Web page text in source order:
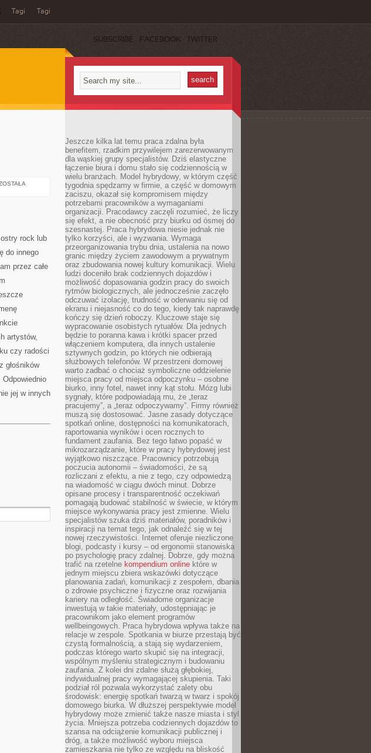
Tagi Tagi
SUBSCRIBE FACEBOOK TWITTER
ZAINTERESOWANIA
ODPOWIEDNIM
rock lub
do innego
przez całe
artystów,
czy radości
głośników
jej w innych
Jeszcze kilka lat temu praca zdalna była
benefitem, rzadkim przywilejem zarezerwowanym
dla wąskiej grupy specjalistów. Dziś elastyczne
łączenie biura i domu stało się codziennością w
wielu branżach. Model hybrydowy, w którym część
tygodnia spędzamy w firmie, a część w domowym
zaciszu, okazał się kompromisem między
potrzebami pracowników a wymaganiami
organizacji. Pracodawcy zaczęli rozumieć, że liczy
się efekt, a nie obecność przy biurku od ósmej do
szesnastej. Praca hybrydowa niesie jednak nie
tylko korzyści, ale i wyzwania. Wymaga
przeorganizowania trybu dnia, ustalenia na nowo
granic między życiem zawodowym a prywatnym
oraz zbudowania nowej kultury komunikacji. Wielu
ludzi doceniło brak codziennych dojazdów i
możliwość dopasowania godzin pracy do swoich
rytmów biologicznych, ale jednocześnie zaczęło
odczuwać izolację, trudność w oderwaniu się od
ekranu i niejasność co do tego, kiedy tak naprawdę
kończy się dzień roboczy. Kluczowe staje się
wypracowanie osobistych rytuałów. Dla jednych
będzie to poranna kawa i krótki spacer przed
włączeniem komputera, dla innych ustalenie
sztywnych godzin, po których nie odbierają
służbowych telefonów. W przestrzeni domowej
warto zadbać o chociaż symboliczne oddzielenie
miejsca pracy od miejsca odpoczynku – osobne
biurko, inny fotel, nawet inny kąt stołu. Mózg lubi
sygnały, które podpowiadają mu, że „teraz
pracujemy”, a „teraz odpoczywamy”. Firmy również
muszą się dostosować. Jasne zasady dotyczące
spotkań online, dostępności na komunikatorach,
raportowania wyników i ocen rocznych to
fundament zaufania. Bez tego łatwo popaść w
mikrozarządzanie, które w pracy hybrydowej jest
wyjątkowo niszczące. Pracownicy potrzebują
poczucia autonomii – świadomości, że są
rozliczani z efektu, a nie z tego, czy odpowiedzą
na wiadomość w ciągu dwóch minut. Dobrze
opisane procesy i transparentność oczekiwań
pomagają budować stabilność w świecie, w którym
miejsce wykonywania pracy jest zmienne. Wielu
specjalistów szuka dziś materiałów, poradników i
inspiracji na temat tego, jak odnaleźć się w tej
nowej rzeczywistości. Internet oferuje niezliczone
blogi, podcasty i kursy – od ergonomii stanowiska
po psychologię pracy zdalnej. Dobrze, gdy można
trafić na rzetelne kompendium online które w
jednym miejscu zbiera wskazówki dotyczące
planowania zadań, komunikacji z zespołem, dbania
o zdrowie psychiczne i fizyczne oraz rozwijania
kariery na odległość. Świadome organizacje
inwestują w takie materiały, udostępniając je
pracownikom jako element programów
wellbeingowych. Praca hybrydowa wpływa także na
relacje w zespole. Spotkania w biurze przestają być
czystą formalnością, a stają się wydarzeniem,
podczas którego warto skupić się na integracji,
wspólnym myśleniu strategicznym i budowaniu
zaufania. Z kolei dni zdalne służą głębokiej,
indywidualnej pracy wymagającej skupienia. Taki
podział ról pozwala wykorzystać zalety obu
środowisk: energię spotkań twarzą w twarz i spokój
domowego biurka. W dłuższej perspektywie model
hybrydowy może zmienić także nasze miasta i styl
życia. Mniejsza potrzeba codziennych dojazdów to
szansa na odciążenie komunikacji publicznej i
dróg, a także możliwość wyboru miejsca
zamieszkania nie tylko ze względu na bliskość